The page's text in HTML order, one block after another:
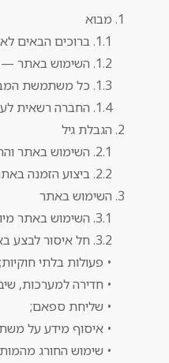
מבוא
1.1. ברוכים הבאים לאתר https://love-from-the-nature.com (להלן: “האתר”), המופעל על-ידי נדין יחיאל
1.2. השימוש באתר — לרבות גלישה, הרשמה, רכישה וקבלת תוכן כפוף לתקנון זה במלואו (להלן: “התנאים”).
1.3. כל משתמשת המבצעת שימוש באתר מצהירה כי קראה את התנאים, הבינה אותם והסכימה להם.
1.4. החברה רשאית לעדכן את התקנון מעת לעת ללא הודעה מוקדמת. הנוסח המחייב הוא זה המופיע באתר.
הגבלת גיל
2.1. השימוש באתר והרכישה בו מותרים למי שמלאו לה 18 שנים ומעלה.
2.2. ביצוע הזמנה באתר מהווה הצהרה כי המשתמשת מעל גיל 18 וכשירה לבצע עסקאות מחייבות.
השימוש באתר
3.1. השימוש באתר מיועד לשימוש אישי ופרטי בלבד.
3.2. חל איסור לבצע באתר:
• פעולות בלתי חוקיות;
• חדירה למערכות,
• שליחת ספאם;
• איסוף מידע על
• שימוש החורג